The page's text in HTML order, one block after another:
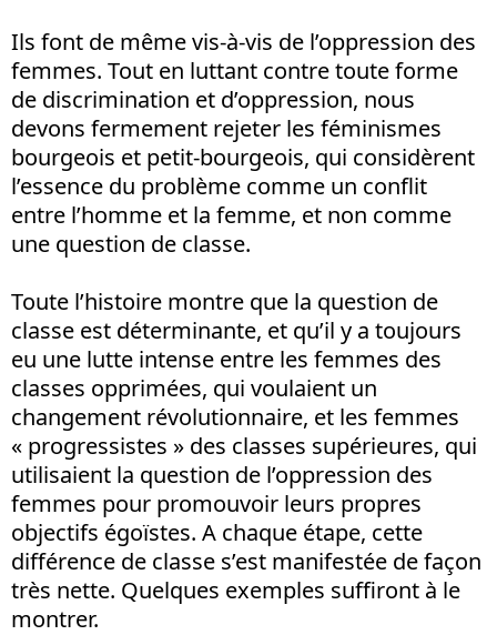
Ils font de même vis-à-vis de l’oppression des
femmes. Tout en luttant contre toute forme
de discrimination et d’oppression, nous
devons fermement rejeter les féminismes
bourgeois et petit-bourgeois, qui considèrent
l’essence du problème comme un conflit
entre l’homme et la femme, et non comme
une question de classe.
Toute l’histoire montre que la question de
classe est déterminante, et qu’il y a toujours
eu une lutte intense entre les femmes des
classes opprimées, qui voulaient un
changement révolutionnaire, et les femmes
« progressistes » des classes supérieures, qui
utilisaient la question de l’oppression des
femmes pour promouvoir leurs propres
objectifs égoïstes. A chaque étape, cette
différence de classe s’est manifestée de façon
très nette. Quelques exemples suffiront à le
montrer.